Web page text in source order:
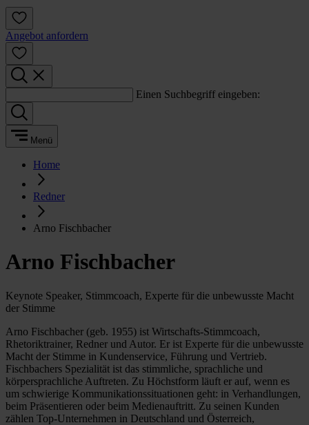
Angebot anfordern
Einen Suchbegriff eingeben:
Menü
Home
Redner
Arno Fischbacher
Arno Fischbacher
Keynote Speaker, Stimmcoach, Experte für die unbewusste Macht
der Stimme
Arno Fischbacher (geb. 1955) ist Wirtschafts-Stimmcoach,
Rhetoriktrainer, Redner und Autor. Er ist Experte für die unbewusste
Macht der Stimme in Kundenservice, Führung und Vertrieb.
Fischbachers Spezialität ist das stimmliche, sprachliche und
körpersprachliche Auftreten. Zu Höchstform läuft er auf, wenn es
um schwierige Kommunikationssituationen geht: in Verhandlungen,
beim Präsentieren oder beim Medienauftritt. Zu seinen Kunden
zählen Top-Unternehmen in Deutschland und Österreich,